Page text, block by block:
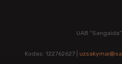
UAB
Kodas: 122762627 |